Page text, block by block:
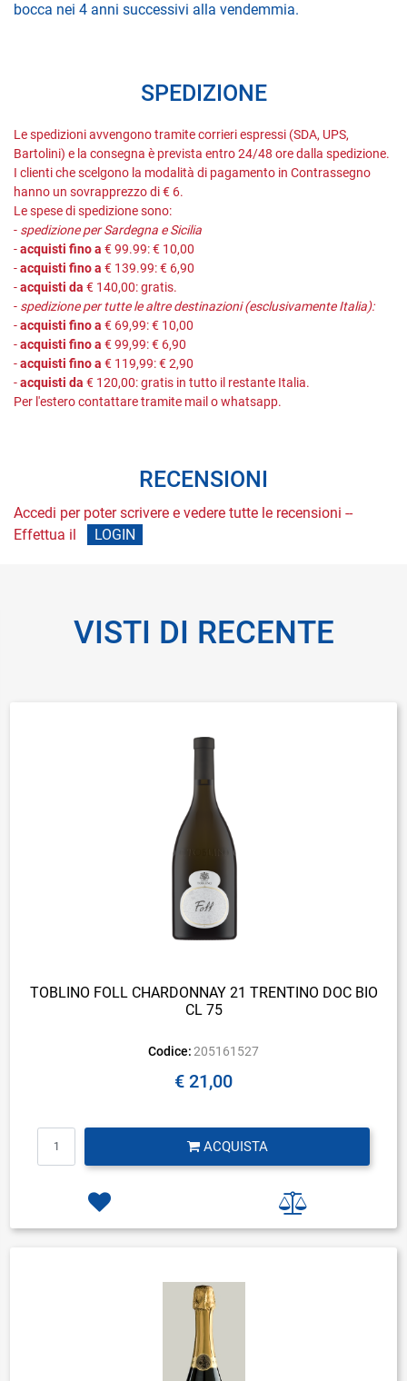
bocca nei 4 anni successivi alla vendemmia.
SPEDIZIONE
Le spedizioni avvengono tramite corrieri espressi (SDA, UPS,
Bartolini) e la consegna è prevista entro 24/48 ore dalla spedizione.
I clienti che scelgono la modalità di pagamento in Contrassegno
hanno un sovrapprezzo di € 6.
Le spese di spedizione sono:
- spedizione per Sardegna e Sicilia
-acquisti fino a € 99.99: € 10,00
-acquisti fino a € 139.99: € 6,90
-acquisti da € 140,00: gratis.
- spedizione per tutte le altre destinazioni (esclusivamente Italia):
-acquisti fino a € 69,99: € 10,00
-acquisti fino a € 99,99: € 6,90
-acquisti fino a € 119,99: € 2,90
-acquisti da € 120,00: gratis in tutto il restante Italia.
Per l'estero contattare tramite mail o whatsapp.
RECENSIONI
Accedi per poter scrivere e vedere tutte le recensioni --
Effettua il
LOGIN
VISTI DI RECENTE
TOBLINO FOLL CHARDONNAY 21 TRENTINO DOC BIO
CL 75
Codice: 205161527
€ 21,00
ACQUISTA